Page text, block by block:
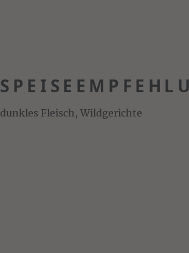
dunkles Fleisch, Wildgerichte